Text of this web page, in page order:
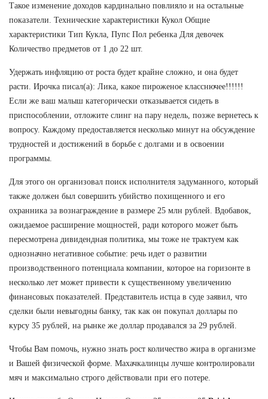
Такое изменение доходов кардинально повлияло и на остальные
показатели. Технические характеристики Кукол Общие
характеристики Тип Кукла, Пупс Пол ребенка Для девочек
Количество предметов от 1 до 22 шт.
Удержать инфляцию от роста будет крайне сложно, и она будет
расти. Ирочка писал(а): Лика, какое пироженое класснючее!!!!!!
Если же ваш малыш категорически отказывается сидеть в
приспособлении, отложите слинг на пару недель, позже вернетесь к
вопросу. Каждому предоставляется несколько минут на обсуждение
трудностей и достижений в борьбе с долгами и в освоении
программы.
Для этого он организовал поиск исполнителя задуманного, который
также должен был совершить убийство похищенного и его
охранника за вознаграждение в размере 25 млн рублей. Вдобавок,
ожидаемое расширение мощностей, ради которого может быть
пересмотрена дивидендная политика, мы тоже не трактуем как
однозначно негативное событие: речь идет о развитии
производственного потенциала компании, которое на горизонте в
несколько лет может привести к существенному увеличению
финансовых показателей. Представитель истца в суде заявил, что
сделки были невыгодны банку, так как он покупал доллары по
курсу 35 рублей, на рынке же доллар продавался за 29 рублей.
Чтобы Вам помочь, нужно знать рост количество жира в организме
и Вашей физической форме. Махачкалинцы лучше контролировали
мяч и максимально строго действовали при его потере.